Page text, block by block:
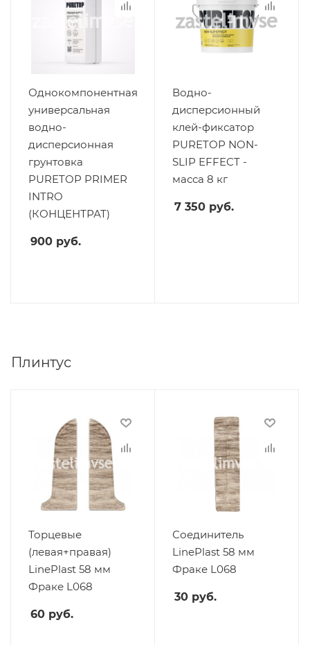
Однокомпонентная
универсальная
водно-
дисперсионная
грунтовка
PURETOP PRIMER
INTRO
(КОНЦЕНТРАТ)
900 руб.
Водно-
дисперсионный
клей-фиксатор
PURETOP NON-
SLIP EFFECT -
масса 8 кг
7 350 руб.
Плинтус
Торцевые
(левая+правая)
LinePlast 58 мм
Фраке L068
60 руб.
Соединитель
LinePlast 58 мм
Фраке L068
30 руб.